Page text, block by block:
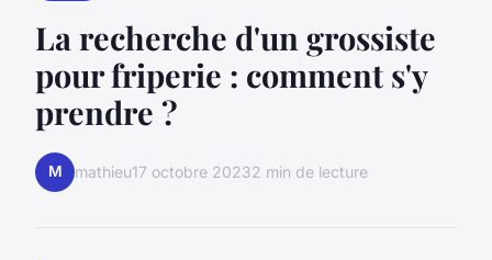
La recherche d'un grossiste
pour friperie : comment s'y
prendre ?
M mathieu17 octobre 20232 min de lecture